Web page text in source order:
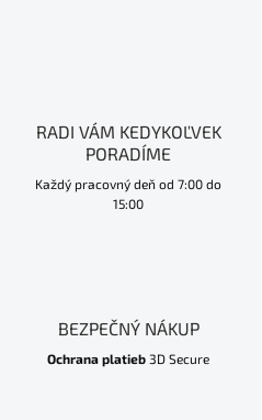
RADI VÁM KEDYKOĽVEK
PORADÍME
Každý pracovný deň od 7:00 do
15:00
BEZPEČNÝ NÁKUP
Ochrana platieb 3D Secure